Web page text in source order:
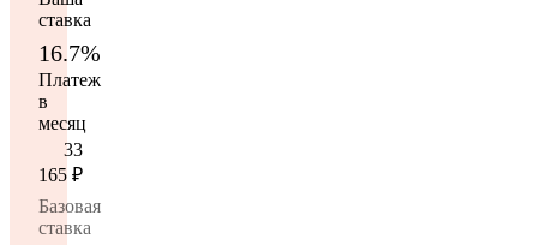
ставка
16.7%
Платеж
в
месяц
33
165 ₽
Базовая
ставка